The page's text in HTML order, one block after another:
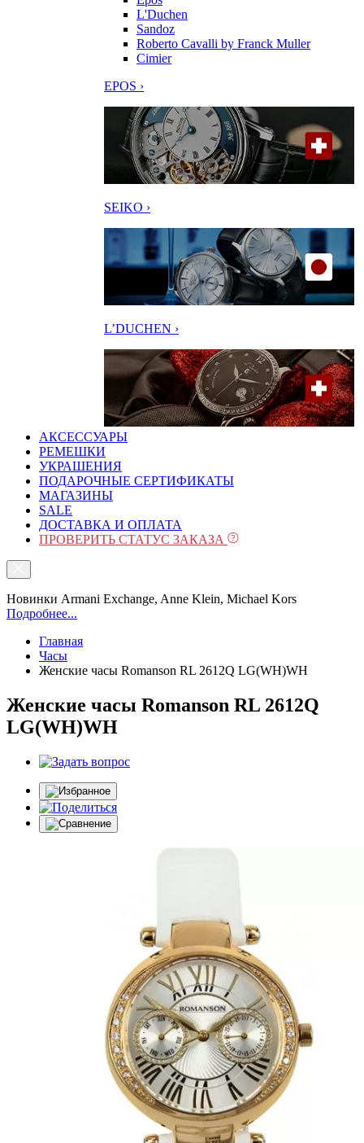
L'Duchen
Sandoz
Roberto Cavalli by Franck Muller
Cimier
EPOS ›
SEIKO ›
L’DUCHEN ›
АКСЕССУАРЫ
РЕМЕШКИ
УКРАШЕНИЯ
ПОДАРОЧНЫЕ СЕРТИФИКАТЫ
МАГАЗИНЫ
SALE
ДОСТАВКА И ОПЛАТА
ПРОВЕРИТЬ СТАТУС ЗАКАЗА
Новинки Armani Exchange, Anne Klein, Michael Kors
Подробнее...
Главная
Часы
Женские часы Romanson RL 2612Q LG(WH)WH
Женские часы Romanson RL 2612Q
LG(WH)WH